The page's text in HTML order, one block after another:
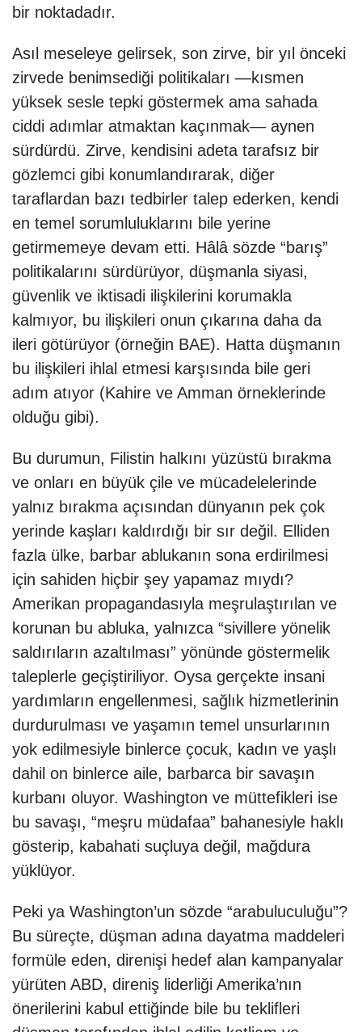
bir noktadadır.
Asıl meseleye gelirsek, son zirve, bir yıl önceki
zirvede benimsediği politikaları —kısmen
yüksek sesle tepki göstermek ama sahada
ciddi adımlar atmaktan kaçınmak— aynen
sürdürdü. Zirve, kendisini adeta tarafsız bir
gözlemci gibi konumlandırarak, diğer
taraflardan bazı tedbirler talep ederken, kendi
en temel sorumluluklarını bile yerine
getirmemeye devam etti. Hâlâ sözde “barış”
politikalarını sürdürüyor, düşmanla siyasi,
güvenlik ve iktisadi ilişkilerini korumakla
kalmıyor, bu ilişkileri onun çıkarına daha da
ileri götürüyor (örneğin BAE). Hatta düşmanın
bu ilişkileri ihlal etmesi karşısında bile geri
adım atıyor (Kahire ve Amman örneklerinde
olduğu gibi).
Bu durumun, Filistin halkını yüzüstü bırakma
ve onları en büyük çile ve mücadelelerinde
yalnız bırakma açısından dünyanın pek çok
yerinde kaşları kaldırdığı bir sır değil. Elliden
fazla ülke, barbar ablukanın sona erdirilmesi
için sahiden hiçbir şey yapamaz mıydı?
Amerikan propagandasıyla meşrulaştırılan ve
korunan bu abluka, yalnızca “sivillere yönelik
saldırıların azaltılması” yönünde göstermelik
taleplerle geçiştiriliyor. Oysa gerçekte insani
yardımların engellenmesi, sağlık hizmetlerinin
durdurulması ve yaşamın temel unsurlarının
yok edilmesiyle binlerce çocuk, kadın ve yaşlı
dahil on binlerce aile, barbarca bir savaşın
kurbanı oluyor. Washington ve müttefikleri ise
bu savaşı, “meşru müdafaa” bahanesiyle haklı
gösterip, kabahati suçluya değil, mağdura
yüklüyor.
Peki ya Washington’un sözde “arabuluculuğu”?
Bu süreçte, düşman adına dayatma maddeleri
formüle eden, direnişi hedef alan kampanyalar
yürüten ABD, direniş liderliği Amerika’nın
önerilerini kabul ettiğinde bile bu teklifleri